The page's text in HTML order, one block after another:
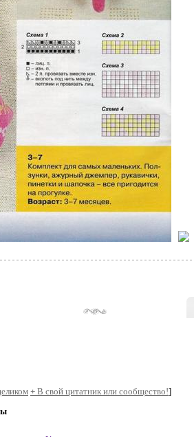
+ В свой цитатник или сообщество!]